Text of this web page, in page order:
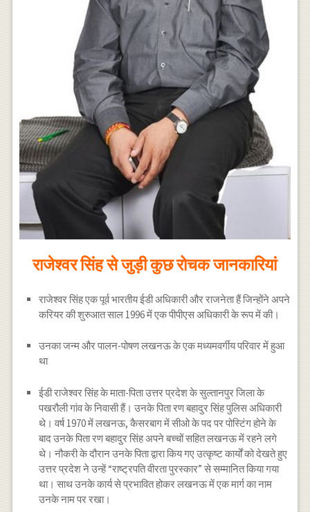
राजेश्वर सिंह से जुड़ी कुछ रोचक जानकारियां
राजेश्वर सिंह एक पूर्व भारतीय ईडी अधिकारी और राजनेता हैं जिन्होंने अपने
करियर की शुरुआत साल 1996 में एक पीपीएस अधिकारी के रूप में की।
उनका जन्म और पालन-पोषण लखनऊ के एक मध्यमवर्गीय परिवार में हुआ
था
ईडी राजेश्वर सिंह के माता-पिता उत्तर प्रदेश के सुल्तानपुर जिला के
पखरौली गांव के निवासी हैं। उनके पिता रण बहादुर सिंह पुलिस अधिकारी
थे। वर्ष 1970 में लखनऊ, कैसरबाग में सीओ के पद पर पोस्टिंग होने के
बाद उनके पिता रण बहादुर सिंह अपने बच्चों सहित लखनऊ में रहने लगे
थे। नौकरी के दौरान उनके पिता द्वारा किय गए उत्कृष्ट कार्यों को देखते हुए
उत्तर प्रदेश ने उन्हें “राष्ट्रपति वीरता पुरस्कार” से सम्मानित किया गया
था। साथ उनके कार्य से प्रभावित होकर लखनऊ में एक मार्ग का नाम
उनके नाम पर रखा।